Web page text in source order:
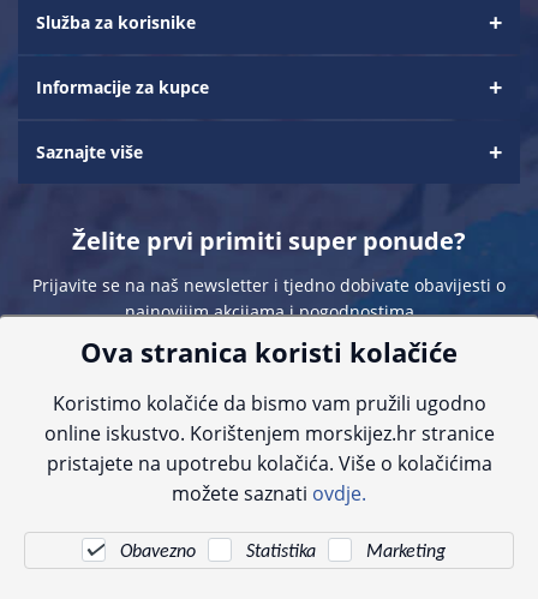
Služba za korisnike
Informacije za kupce
Saznajte više
Želite prvi primiti super ponude?
Prijavite se na naš newsletter i tjedno dobivate obavijesti o
najnovijim akcijama i pogodnostima
Sve navedene cijene sadrže PDV. Pokušavamo osigurati što preciznije
informacije, ali zbog tehnoloških ograničenja ne možemo garantirati potpunu
kontaktirajte nas putem telefona:+385 23 231 761ili e-maila:info@morskijez.hr
Ova stranica koristi kolačiće
Koristimo kolačiće da bismo vam pružili ugodno
online iskustvo. Korištenjem morskijez.hr stranice
pristajete na upotrebu kolačića. Više o kolačićima
možete saznati ovdje.
Obavezno Statistika Marketing